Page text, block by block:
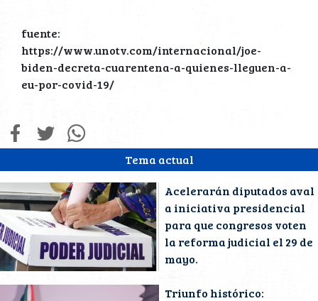
Tema actual
Acelerarán diputados aval
a iniciativa presidencial
para que congresos voten
la reforma judicial el 29 de
mayo.
Triunfo histórico:
fuente:
https://www.unotv.com/internacional/joe-
biden-decreta-cuarentena-a-quienes-lleguen-a-
eu-por-covid-19/